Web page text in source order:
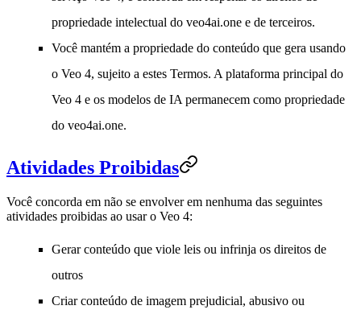
propriedade intelectual do veo4ai.one e de terceiros.
Você mantém a propriedade do conteúdo que gera usando
o Veo 4, sujeito a estes Termos. A plataforma principal do
Veo 4 e os modelos de IA permanecem como propriedade
do veo4ai.one.
Atividades Proibidas
Você concorda em não se envolver em nenhuma das seguintes
atividades proibidas ao usar o Veo 4:
Gerar conteúdo que viole leis ou infrinja os direitos de
outros
Criar conteúdo de imagem prejudicial, abusivo ou